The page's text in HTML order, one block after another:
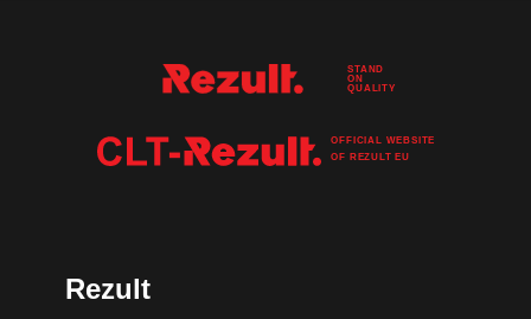
STAND
ON
QUALITY
OFFICIAL WEBSITE
OF REZULT EU
Rezult